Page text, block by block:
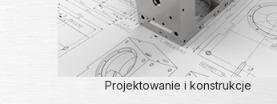
Projektowanie i konstrukcje